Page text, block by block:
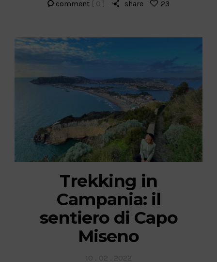
comment [ 0 ] share 23
Trekking in
Campania: il
sentiero di Capo
Miseno